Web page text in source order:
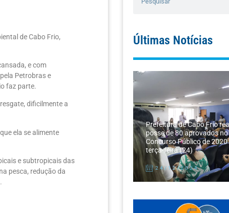
de Cabo Frio,
e com
Petrobras e
faz parte.
dificilmente a
ela se alimente
e subtropicais das
pesca, redução da
Últimas Notícias
Prefeitura de Cabo Frio
posse de 80 aprovados no
Concurso Público de
terça-feira (24)
24/12/2024